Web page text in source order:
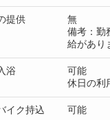
提供
無
備考：勤
給があり
浴
可能
休日の利
イク持込 可能